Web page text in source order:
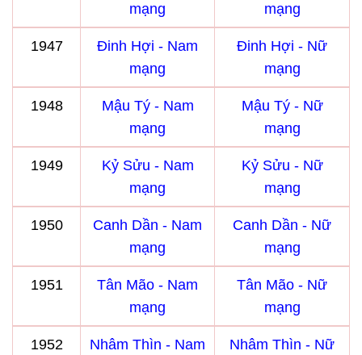
mạng
mạng
1947
Đinh Hợi - Nam
mạng
Đinh Hợi - Nữ
mạng
1948
Mậu Tý - Nam
mạng
Mậu Tý - Nữ
mạng
1949
Kỷ Sửu - Nam
mạng
Kỷ Sửu - Nữ
mạng
1950
Canh Dần - Nam
mạng
Canh Dần - Nữ
mạng
1951
Tân Mão - Nam
mạng
Tân Mão - Nữ
mạng
1952
Nhâm Thìn - Nam
Nhâm Thìn - Nữ